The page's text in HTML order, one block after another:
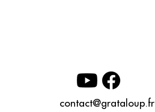
contact@grataloup.fr